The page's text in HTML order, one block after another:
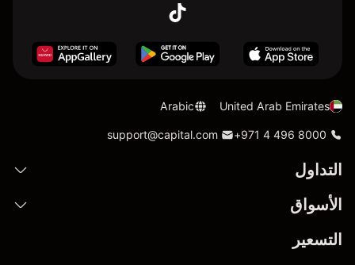
United Arab Emirates
Arabic
+971 4 496 8000
support@capital.com
التداول
الأسواق
التسعير